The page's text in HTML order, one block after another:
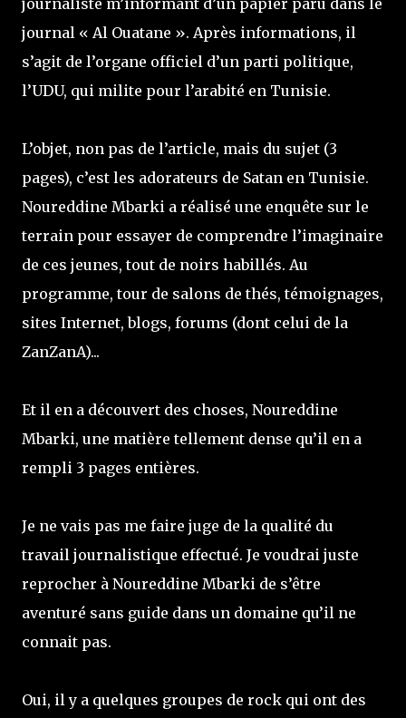
journaliste m’informant d’un papier paru dans le
journal « Al Ouatane ». Après informations, il
s’agit de l’organe officiel d’un parti politique,
l’UDU, qui milite pour l’arabité en Tunisie.
L’objet, non pas de l’article, mais du sujet (3
pages), c’est les adorateurs de Satan en Tunisie.
Noureddine Mbarki a réalisé une enquête sur le
terrain pour essayer de comprendre l’imaginaire
de ces jeunes, tout de noirs habillés. Au
programme, tour de salons de thés, témoignages,
sites Internet, blogs, forums (dont celui de la
ZanZanA)...
Et il en a découvert des choses, Noureddine
Mbarki, une matière tellement dense qu’il en a
rempli 3 pages entières.
Je ne vais pas me faire juge de la qualité du
travail journalistique effectué. Je voudrai juste
reprocher à Noureddine Mbarki de s’être
aventuré sans guide dans un domaine qu’il ne
connait pas.
Oui, il y a quelques groupes de rock qui ont des